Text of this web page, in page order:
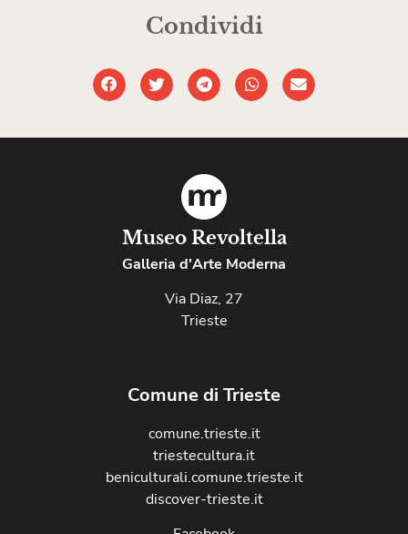
Condividi
Museo Revoltella
Galleria d'Arte Moderna
Via Diaz, 27
Trieste
Comune di Trieste
comune.trieste.it
triestecultura.it
beniculturali.comune.trieste.it
discover-trieste.it